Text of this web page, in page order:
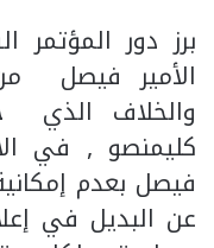
برز دور المؤتمر
الأمير فيصل
والخلاف
كليمنصو , في
فيصل بعدم
عن البديل في